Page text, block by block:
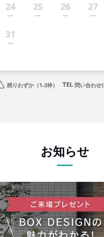
24 25 26 27
31
残りわずか（1-3枠） 問い合わせ(
お知らせ